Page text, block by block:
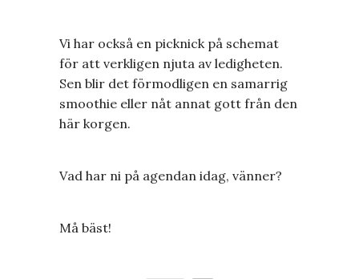
Vi har också en picknick på schemat
för att verkligen njuta av ledigheten.
Sen blir det förmodligen en samarrig
smoothie eller nåt annat gott från den
här korgen.
Vad har ni på agendan idag, vänner?
Må bäst!